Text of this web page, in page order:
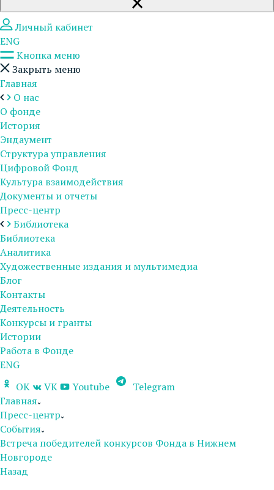
Личный кабинет
ENG
Кнопка меню
Закрыть меню
Главная
О нас
О фонде
История
Эндаумент
Структура управления
Цифровой Фонд
Культура взаимодействия
Документы и отчеты
Пресс-центр
Библиотека
Библиотека
Аналитика
Художественные издания и мультимедиа
Блог
Контакты
Деятельность
Конкурсы и гранты
Истории
Работа в Фонде
ENG
OK
VK Youtube
Telegram
Главная
Пресс-центр
События
Встреча победителей конкурсов Фонда в Нижнем
Новгороде
Назад